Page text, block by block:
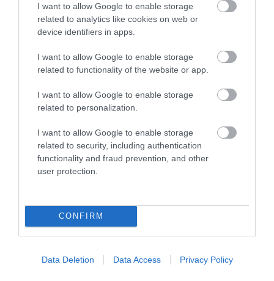
I want to allow Google to enable storage
related to analytics like cookies on web or
device identifiers in apps.
I want to allow Google to enable storage
related to functionality of the website or app.
I want to allow Google to enable storage
related to personalization.
I want to allow Google to enable storage
related to security, including authentication
functionality and fraud prevention, and other
user protection.
CONFIRM
Data Deletion Data Access Privacy Policy